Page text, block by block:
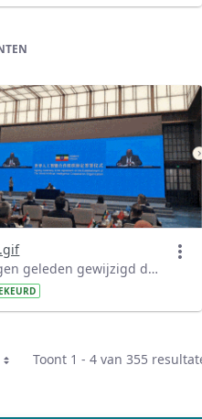
17 dagen geleden gewijzigd door Denber Getahun.
paginaToont 1 - 4 van 355